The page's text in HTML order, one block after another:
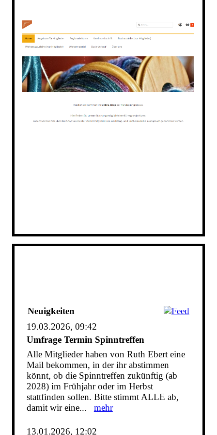
Neuigkeiten
19.03.2026, 09:42
Umfrage Termin Spinntreffen
Alle Mitglieder haben von Ruth Ebert eine
Mail bekommen, in der ihr abstimmen
könnt, ob die Spinntreffen zukünftig (ab
2028) im Frühjahr oder im Herbst
stattfinden sollen. Bitte stimmt ALLE ab,
damit wir eine... mehr
13.01.2026, 12:02